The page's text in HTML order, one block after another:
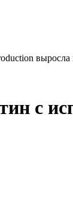
выросла
с